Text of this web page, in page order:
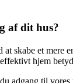
af dit hus?
skabe et mere
hjem
adgang til